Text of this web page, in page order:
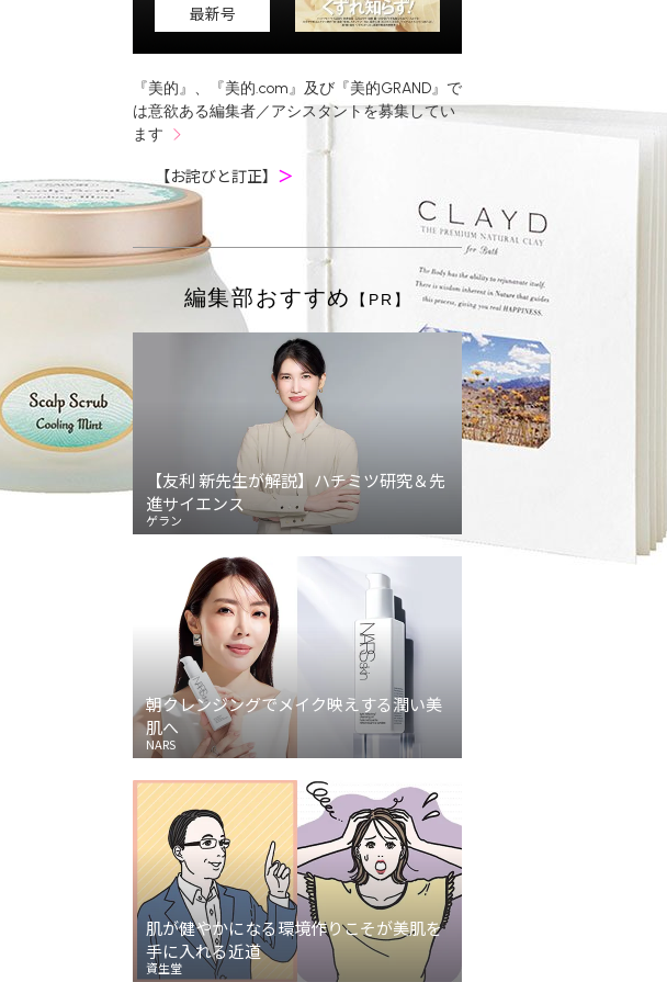
最新号
『美的』、『美的.com』及び『美的GRAND』で
は意欲ある編集者／アシスタントを募集してい
ます
【お詫びと訂正】 ＞
編集部おすすめ 【PR】
【友利 新先生が解説】ハチミツ研究＆先
進サイエンス
ゲラン
朝クレンジングでメイク映えする潤い美
肌へ
NARS
肌が健やかになる環境作りこそが美肌を
手に入れる近道
資生堂